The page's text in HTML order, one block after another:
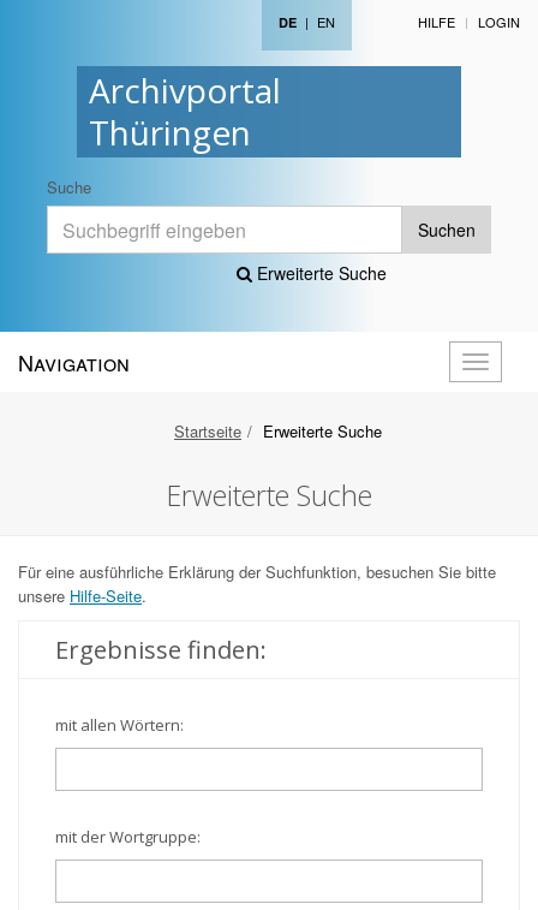
Archivportal
Thüringen
DE | EN HILFE LOGIN
Suche
Suchen
Erweiterte Suche
öffnen
Navigation
Startseite Erweiterte Suche
Erweiterte Suche
Für eine ausführliche Erklärung der Suchfunktion, besuchen Sie bitte
unsere Hilfe-Seite.
Ergebnisse finden:
mit allen Wörtern:
mit der Wortgruppe: